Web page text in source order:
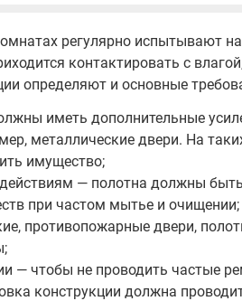
регулярно испытывают
контактировать с
определяют и основные
иметь дополнительные
металлические двери. На
имущество;
— полотна должны
при частом мытье и очищении;
противопожарные двери,
— чтобы не проводить частые
конструкции должна